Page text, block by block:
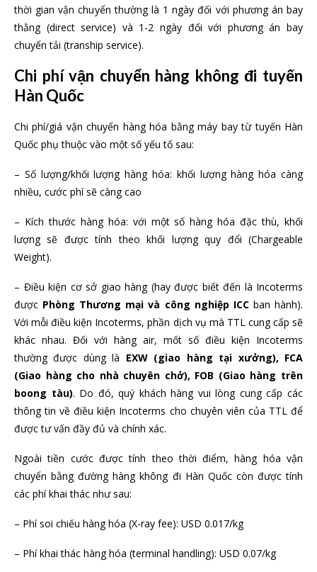
thời gian vận chuyển thường là 1 ngày đối với phương án bay
thằng (direct service) và 1-2 ngày đối với phương án bay
chuyển tải (tranship service).
Chi phí vận chuyển hàng không đi tuyến
Hàn Quốc
Chi phí/giá vận chuyển hàng hóa bằng máy bay từ tuyến Hàn
Quốc phụ thuộc vào một số yếu tố sau:
– Số lượng/khối lượng hàng hóa: khối lượng hàng hóa càng
nhiều, cước phí sẽ càng cao
– Kích thước hàng hóa: với một số hàng hóa đặc thù, khối
lượng sẽ được tính theo khối lượng quy đổi (Chargeable
Weight).
– Điều kiện cơ sở giao hàng (hay được biết đến là Incoterms
được Phòng Thương mại và công nghiệp ICCban hành).
Với mỗi điều kiện Incoterms, phần dịch vụ mà TTL cung cấp sẽ
khác nhau. Đối với hàng air, mốt số điều kiện Incoterms
thường được dùng là EXW (giao hàng tại xưởng), FCA
(Giao hàng cho nhà chuyên chở), FOB (Giao hàng trên
boong tàu). Do đó, quý khách hàng vui lòng cung cấp các
thông tin về điều kiện Incoterms cho chuyên viên của TTL để
được tư vấn đầy đủ và chính xác.
Ngoài tiền cước được tính theo thời điểm, hàng hóa vận
chuyển bằng đường hàng không đi Hàn Quốc còn được tính
các phí khai thác như sau:
– Phí soi chiếu hàng hóa (X-ray fee): USD 0.017/kg
– Phí khai thác hàng hóa (terminal handling): USD 0.07/kg